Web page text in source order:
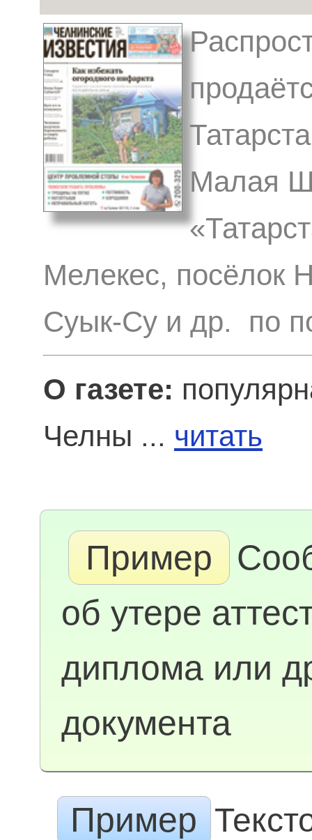
Малая
Мелекес, посёлок
Суык-Су и др. по
О газете:
Челны ... читать
Пример
об утере
диплома или
документа
Пример